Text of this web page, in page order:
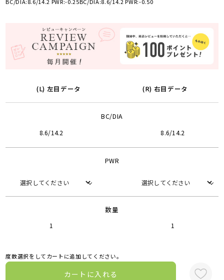
(L) 左目データ (R) 右目データ
BC/DIA
8.6/14.2 8.6/14.2
PWR
数量
1 1
度数選択をしてカートに追加してください。
カートに入れる